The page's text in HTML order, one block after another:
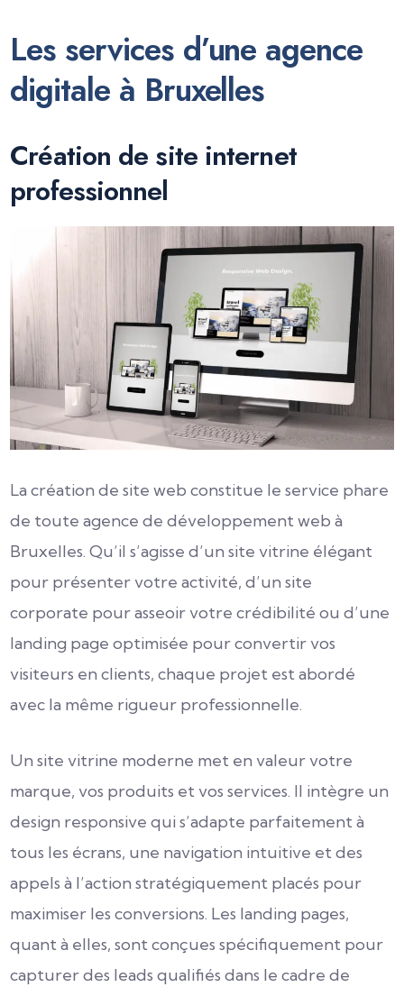
Les services d’une agence
digitale à Bruxelles
Création de site internet
professionnel
La création de site web constitue le service phare
de toute agence de développement web à
Bruxelles. Qu’il s’agisse d’un site vitrine élégant
pour présenter votre activité, d’un site
corporate pour asseoir votre crédibilité ou d’une
landing page optimisée pour convertir vos
visiteurs en clients, chaque projet est abordé
avec la même rigueur professionnelle.
Un site vitrine moderne met en valeur votre
marque, vos produits et vos services. Il intègre un
design responsive qui s’adapte parfaitement à
tous les écrans, une navigation intuitive et des
appels à l’action stratégiquement placés pour
maximiser les conversions. Les landing pages,
quant à elles, sont conçues spécifiquement pour
capturer des leads qualifiés dans le cadre de